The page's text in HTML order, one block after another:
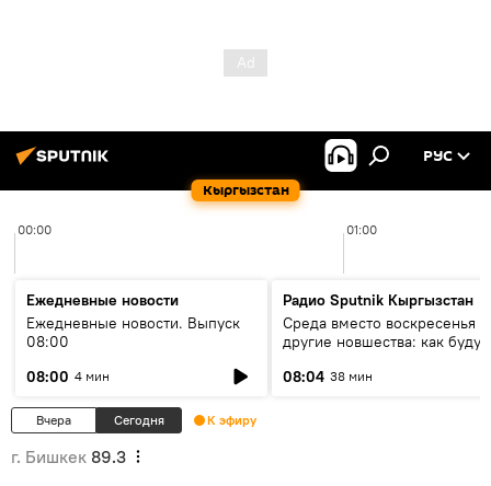
Кыргызстан
РУС
00:00 01:00
Ежедневные новости
Ежедневные новости. Выпуск
08:00
08:00 4 мин
Радио Sputnik Кыргызстан
Среда вместо воскресенья и
другие новшества: как будут
08:04 38 мин
Вчера Сегодня К эфиру
г. Бишкек 89.3